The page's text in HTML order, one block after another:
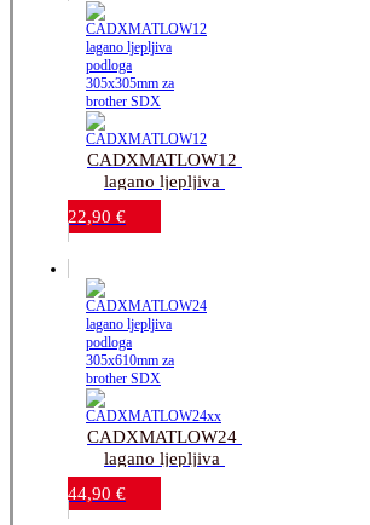
CADXMATLOW12
lagano ljepljiva
podloga 305x305mm
za brother SDX
22,90 €
CADXMATLOW24
lagano ljepljiva
podloga 305x610mm
za brother SDX
44,90 €